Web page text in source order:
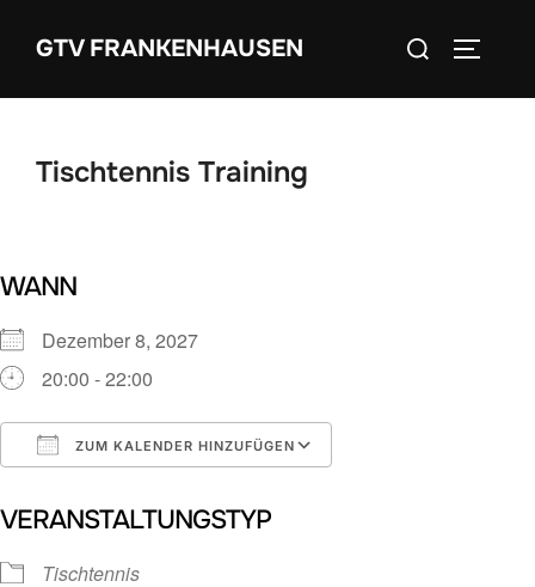
InhaltGTV FRANKENHAUSEN
Suchen
Tischtennis Training
WANN
Dezember 8, 2027
20:00 - 22:00
ZUM KALENDER HINZUFÜGEN
VERANSTALTUNGSTYP
Tischtennis